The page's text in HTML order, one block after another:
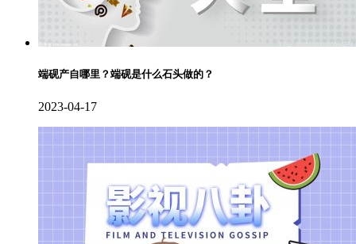
端砚产自哪里？端砚是什么石头做的？
2023-04-17